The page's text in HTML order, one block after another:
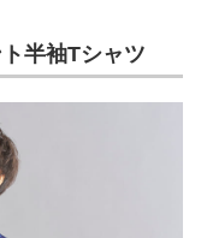
半袖Tシャツ